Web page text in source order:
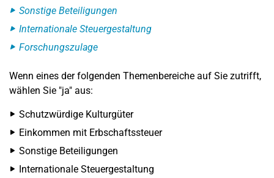
Sonstige Beteiligungen
Internationale Steuergestaltung
Forschungszulage
Wenn eines der folgenden Themenbereiche auf Sie zutrifft,
wählen Sie "ja" aus:
Schutzwürdige Kulturgüter
Einkommen mit Erbschaftssteuer
Sonstige Beteiligungen
Internationale Steuergestaltung